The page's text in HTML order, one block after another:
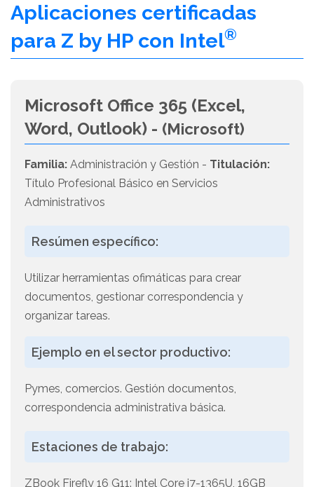
Aplicaciones certificadas
para Z by HP con Intel®
Microsoft Office 365 (Excel,
Word, Outlook) - (Microsoft)
Familia: Administración y Gestión - Titulación:
Título Profesional Básico en Servicios
Administrativos
Resúmen específico:
Utilizar herramientas ofimáticas para crear
documentos, gestionar correspondencia y
organizar tareas.
Ejemplo en el sector productivo:
Pymes, comercios. Gestión documentos,
correspondencia administrativa básica.
Estaciones de trabajo:
ZBook Firefly 16 G11: Intel Core i7-1365U, 16GB